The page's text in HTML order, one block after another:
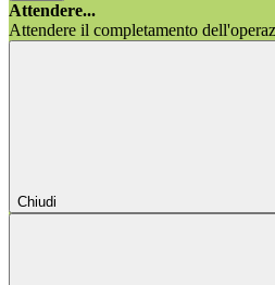
Attendere...
Attendere il completamento
Chiudi